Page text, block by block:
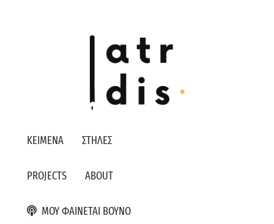
ΚΕΙΜΕΝΑ ΣΤΗΛΕΣ
PROJECTS ABOUT
ΜΟΥ ΦΑΙΝΕΤΑΙ ΒΟΥΝΟ